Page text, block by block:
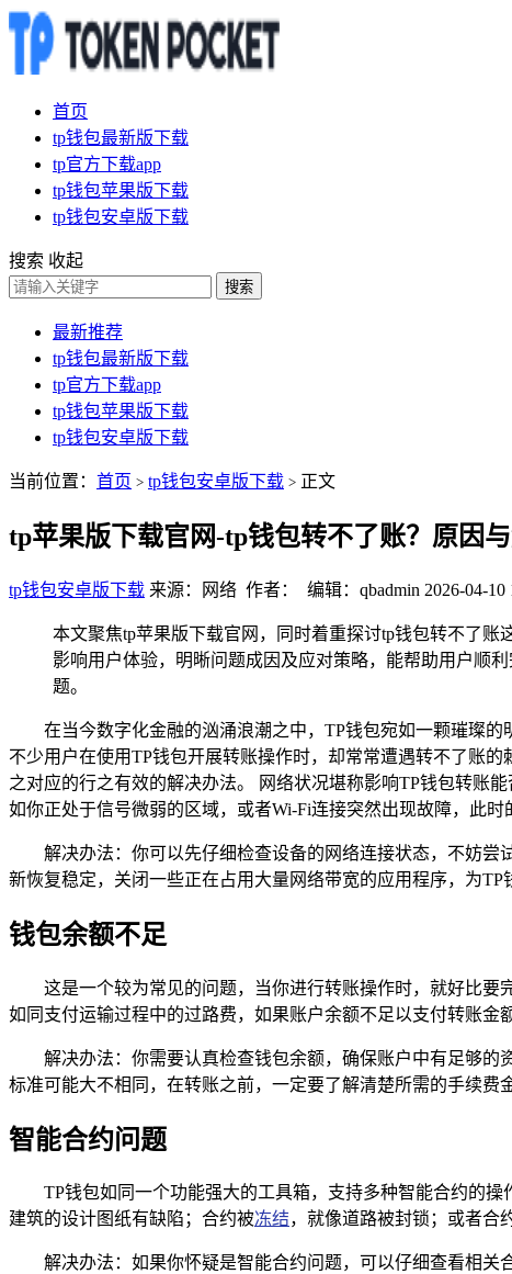
首页
tp钱包最新版下载
tp官方下载app
tp钱包苹果版下载
tp钱包安卓版下载
搜索 收起
搜索
最新推荐
tp钱包最新版下载
tp官方下载app
tp钱包苹果版下载
tp钱包安卓版下载
当前位置： 首页 > tp钱包安卓版下载 > 正文
tp苹果版下载官网-tp钱包转不了账？原因
tp钱包安卓版下载 来源：网络 作者： 编辑：qbadmin 2026-04-10
本文聚焦tp苹果版下载官网，同时着重探讨tp钱包转不了
影响用户体验，明晰问题成因及应对策略，能帮助用户顺
题。
在当今数字化金融的汹涌浪潮之中，TP钱包宛如一颗璀璨
不少用户在使用TP钱包开展转账操作时，却常常遭遇转不了账
之对应的行之有效的解决办法。 网络状况堪称影响TP钱包转账
如你正处于信号微弱的区域，或者Wi-Fi连接突然出现故障，此
解决办法：你可以先仔细检查设备的网络连接状态，不妨
新恢复稳定，关闭一些正在占用大量网络带宽的应用程序，为
钱包余额不足
这是一个较为常见的问题，当你进行转账操作时，就好比
如同支付运输过程中的过路费，如果账户余额不足以支付转账金
解决办法：你需要认真检查钱包余额，确保账户中有足够
标准可能大不相同，在转账之前，一定要了解清楚所需的手续费
智能合约问题
TP钱包如同一个功能强大的工具箱，支持多种智能合约的
建筑的设计图纸有缺陷；合约被冻结，就像道路被封锁；或者合
解决办法：如果你怀疑是智能合约问题，可以仔细查看相